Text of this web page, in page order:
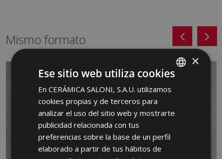
Mismo formato
SPANISH
ENGLISH
GERMAN
×
Ese sitio web utiliza cookies
En CERÁMICA SALONI, S.A.U. utilizamos
cookies propias y de terceros para
analizar el uso del sitio web y mostrarte
publicidad relacionada con tus
preferencias sobre la base de un perfil
elaborado a partir de tus hábitos de